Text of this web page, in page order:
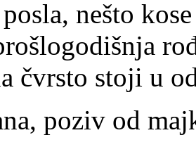
nešto
čvrsto stoji u
poziv od